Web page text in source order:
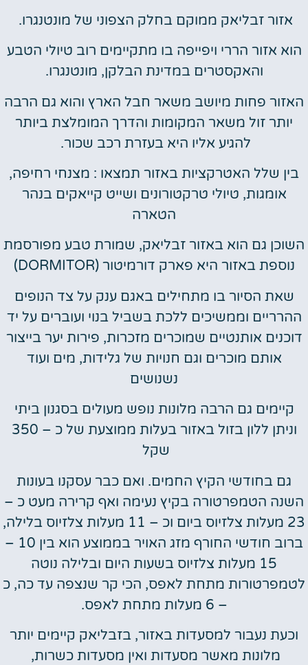
אזור זבליאק ממוקם בחלק הצפוני של מונטנגרו.
הוא אזור הררי ויפייפה בו מתקיימים רוב טיולי הטבע
והאקסטרים במדינת הבלקן, מונטנגרו.
האזור פחות מיושב משאר חבל הארץ והוא גם הרבה
יותר זול משאר המקומות והדרך המומלצת ביותר
להגיע אליו היא בעזרת רכב שכור.
בין שלל האטרקציות באזור תמצאו : מצנחי רחיפה,
אומגות, טיולי טרקטורונים ושייט קייאקים בנהר
הטארה
השוכן גם הוא באזור זבליאק, שמורת טבע מפורסמת
נוספת באזור היא פארק דורמיטור (DORMITOR)
שאת הסיור בו מתחילים באגם ענק על צד הנופים
ההרריים וממשיכים ללכת בשביל בנוי ועוברים על יד
דוכנים אותנטיים שמוכרים מזכרות, פירות יער בייצור
אותם מוכרים וגם חנויות של גלידות, מים ועוד
נשנושים
קיימים גם הרבה מלונות נופש מעולים בסגנון ביתי
וניתן ללון בזול באזור בעלות ממוצעת של כ – 350
שקל
גם בחודשי הקיץ החמים. ואם כבר עסקנו בעונות
השנה הטמפרטורה בקיץ נעימה ואף קרירה מעט כ –
23 מעלות צלזיוס ביום וכ – 11 מעלות צלזיוס בלילה,
ברוב חודשי החורף מזג האויר בממוצע הוא בין 10 –
15 מעלות צלזיוס בשעות היום ובלילה נוטה
לטמפרטורות מתחת לאפס, הכי קר שנצפה עד כה, כ
– 6 מעלות מתחת לאפס.
וכעת נעבור למסעדות באזור, בזבליאק קיימים יותר
מלונות מאשר מסעדות ואין מסעדות כשרות,